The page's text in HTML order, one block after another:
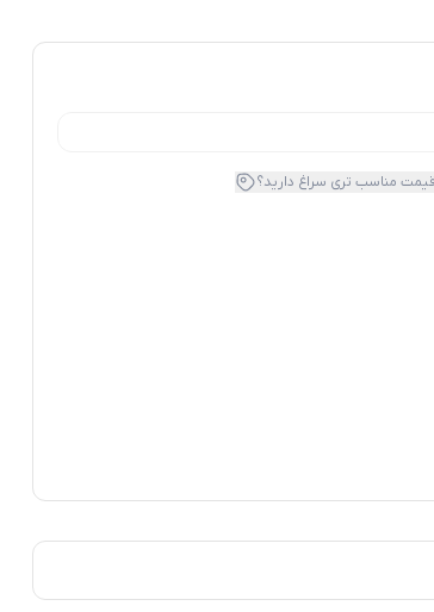
قیمت مناسب تری سراغ دارید؟